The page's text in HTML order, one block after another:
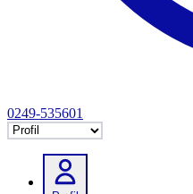
0249-535601
Selectează tab